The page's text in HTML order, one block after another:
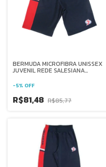
BERMUDA MICROFIBRA UNISSEX
JUVENIL REDE SALESIANA
-5% OFF
R$81,48 R$85,77